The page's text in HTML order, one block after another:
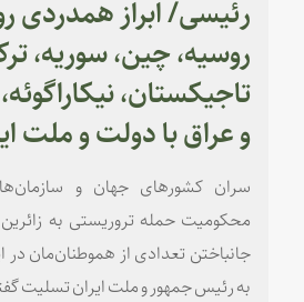
روسیه، چین، سوریه،
تاجیکستان،
و عراق با دولت و ملت
سران کشورهای جهان و
محکومیت حمله تروریستی به
جانباختن تعدادی از هموطنان‌مان در
به رئیس جمهور و ملت ایران تسلیت